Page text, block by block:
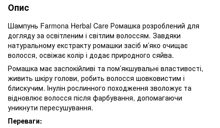
Опис
Шампунь Farmona Herbal Care Ромашка розроблений для
догляду за освітленим і світлим волоссям. Завдяки
натуральному екстракту ромашки засіб м’яко очищає
волосся, освіжає колір і додає природного сяйва.
Ромашка має заспокійливі та пом’якшувальні властивості,
живить шкіру голови, робить волосся шовковистим і
блискучим. Інулін рослинного походження зволожує та
відновлює волосся після фарбування, допомагаючи
уникнути пересушування.
Переваги: